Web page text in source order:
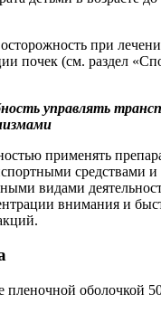
при
почек (см. раздел
управлять
применять
средствами
видами
внимания и
пленочной оболочкой